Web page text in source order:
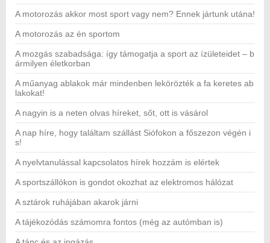
A motorozás akkor most sport vagy nem? Ennek jártunk utána!
A motorozás az én sportom
A mozgás szabadsága: így támogatja a sport az ízületeidet – b
ármilyen életkorban
A műanyag ablakok már mindenben lekörözték a fa keretes ab
lakokat!
A nagyin is a neten olvas híreket, sőt, ott is vásárol
A nap híre, hogy találtam szállást Siófokon a főszezon végén i
s!
A nyelvtanulással kapcsolatos hírek hozzám is elértek
A sportszállókon is gondot okozhat az elektromos hálózat
A sztárok ruhájában akarok járni
A tájékozódás számomra fontos (még az autómban is)